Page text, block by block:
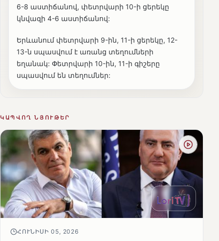
6-8 աստիճանով, փետրվարի 10-ի ցերեկը
կնվազի 4-6 աստիճանով:
Երևանում փետրվարի 9-ին, 11-ի ցերեկը, 12-
13-ն սպասվում է առանց տեղումների
եղանակ: Փետրվարի 10-ին, 11-ի գիշերը
սպասվում են տեղումներ:
ԿԱՊՎՈՂ ՆՅՈՒԹԵՐ
ՀՈՒՆԻՍԻ 05, 2026